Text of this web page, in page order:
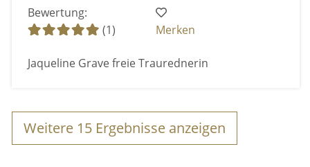
Bewertung:
(1)
Merken
Jaqueline Grave freie Traurednerin
Weitere 15 Ergebnisse anzeigen